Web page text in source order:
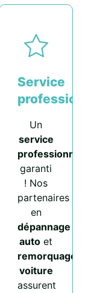
Service
Un
service
professionnel
garanti
! Nos
partenaires
en
dépannage
auto et
remorquage
voiture
assurent